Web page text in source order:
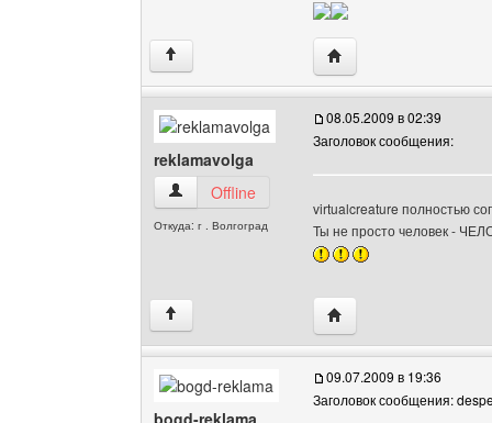
↑ Посетить сайт
reklamavolga
reklamavolga Посмотреть профиль
Offline
Откуда: г . Волгоград
08.05.2009 в 02:39
Заголовок сообщения:
virtualcreature полностью
Ты не просто человек -
↑ Посетить сайт
bogd-reklama
09.07.2009 в 19:36
Заголовок сообщения: